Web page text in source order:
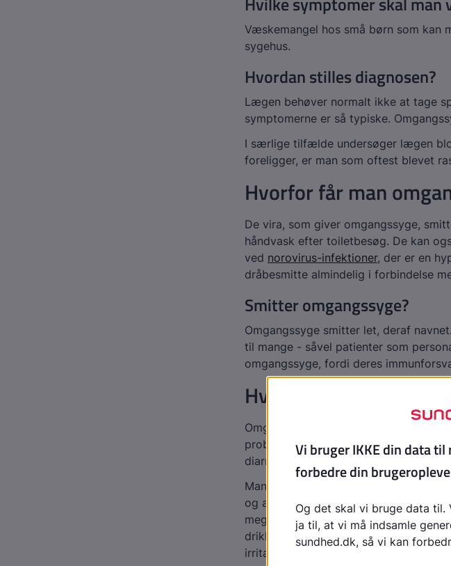
Væskemangel hos små børn som kan
sygehus.
Hvordan stilles diagnosen?
Lægen behøver normalt ikke at tage
symptomerne er så typiske.
I særlige tilfælde undersøger lægen
foreligger, er man som oftest blevet
Hvorfor får man
De vira, som giver omgangssyge,
håndvask efter toiletbesøg. De kan
ved norovirus-infektioner, der er en
dråbesmitte almindelig i forbindelse
Smitter omgangssyge?
Omgangssyge smitter let, deraf
til mange - såvel patienter som
omgangssyge, fordi deres
Hvordan behandles
Omgangssyge er helt ufarlig for de
problem kan være mangel på væske.
diarré. Den syge har desuden mindre
Mangel på væske kan give alvorlige
og ældre mennesker. For at undgå
meget. En ringe mængde urin og
drikke. Hos små børn kan det også
irritabelt og i svære tilfælde får